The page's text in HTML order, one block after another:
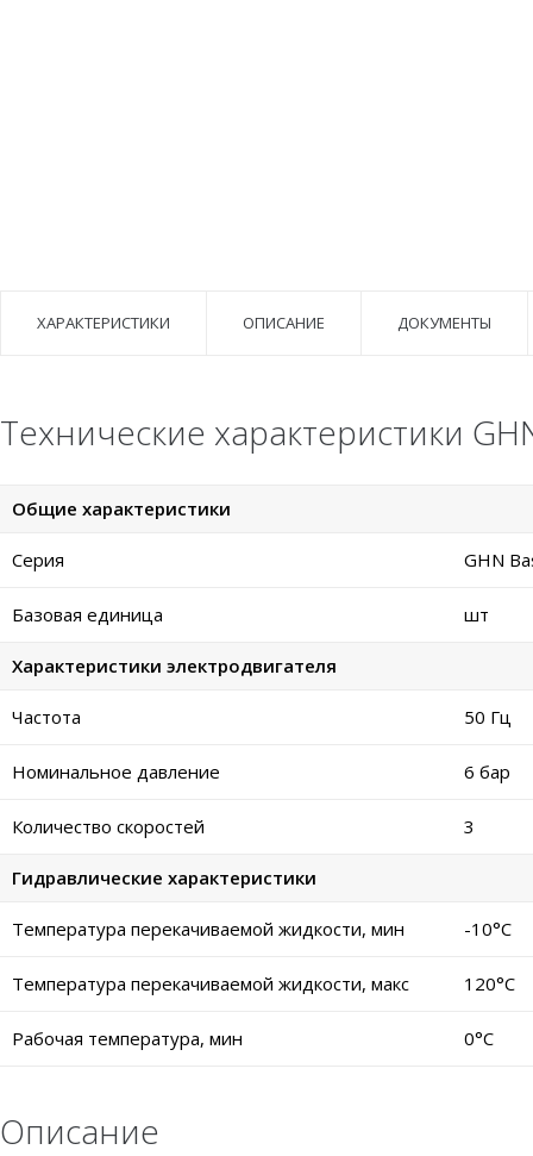
ХАРАКТЕРИСТИКИ ОПИСАНИЕ ДОКУМЕНТЫ
Технические характеристики
Общие характеристики
Серия GHN
Базовая единица шт
Характеристики электродвигателя
Частота 50 Гц
Номинальное давление 6 бар
Количество скоростей 3
Гидравлические характеристики
Температура перекачиваемой жидкости, мин -10°C
Температура перекачиваемой жидкости, макс 120°C
Рабочая температура, мин 0°C
Описание